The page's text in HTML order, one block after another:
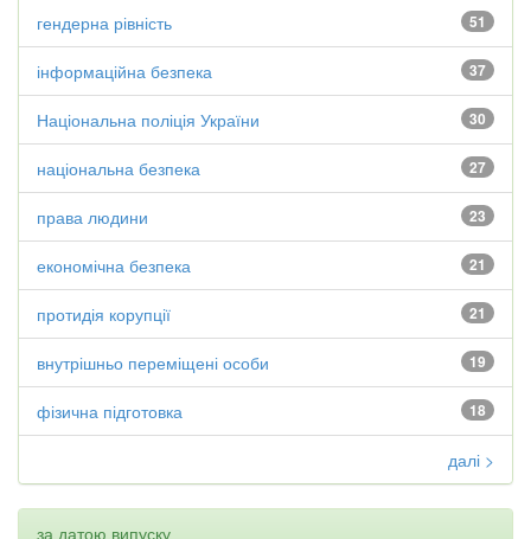
51
гендерна рівність
37
інформаційна безпека
30
Національна поліція України
27
національна безпека
23
права людини
21
економічна безпека
21
протидія корупції
19
внутрішньо переміщені особи
18
фізична підготовка
далі >
за датою випуску